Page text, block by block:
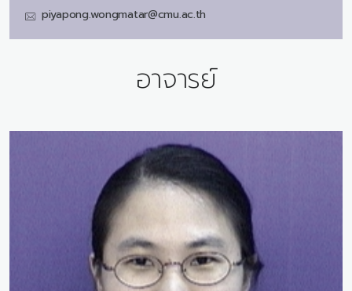
piyapong.wongmatar@cmu.ac.th
อาจารย์